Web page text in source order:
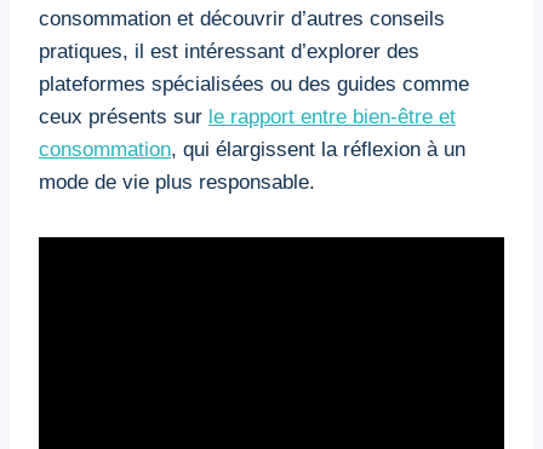
consommation et découvrir d’autres conseils
pratiques, il est intéressant d’explorer des
plateformes spécialisées ou des guides comme
ceux présents sur le rapport entre bien-être et
consommation, qui élargissent la réflexion à un
mode de vie plus responsable.